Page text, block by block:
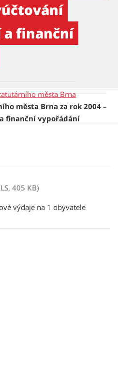
a finanční
města Brna
města Brna za rok 2004 –
finanční vypořádání
405 KB)
výdaje na 1 obyvatele